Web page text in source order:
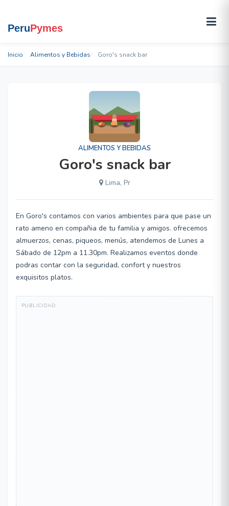
Inicio Alimentos y Bebidas Goro's snack bar
ALIMENTOS Y BEBIDAS
Goro's snack bar
Lima, Pr
En Goro's contamos con varios ambientes para que pase un
rato ameno en compañia de tu familia y amigos. ofrecemos
almuerzos, cenas, piqueos, menús, atendemos de Lunes a
Sábado de 12pm a 11.30pm. Realizamos eventos donde
podras contar con la seguridad, confort y nuestros
exquisitos platos.